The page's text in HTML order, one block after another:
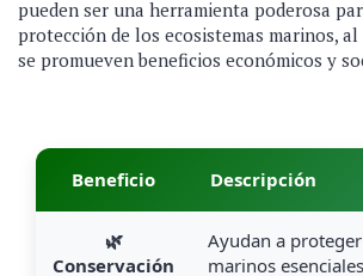
pueden ser una herramienta poderosa
protección de los ecosistemas marinos,
se promueven beneficios económicos y
Beneficio Descripción
🌿
Conservación
Ayudan a
marinos